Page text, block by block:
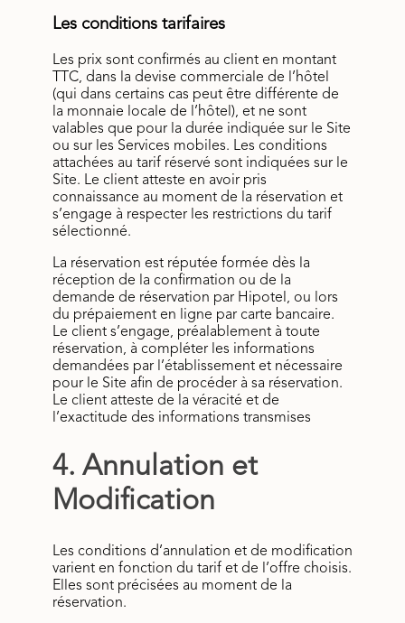
Les conditions tarifaires
Les prix sont confirmés au client en montant
TTC, dans la devise commerciale de l’hôtel
(qui dans certains cas peut être différente de
la monnaie locale de l’hôtel), et ne sont
valables que pour la durée indiquée sur le Site
ou sur les Services mobiles. Les conditions
attachées au tarif réservé sont indiquées sur le
Site. Le client atteste en avoir pris
connaissance au moment de la réservation et
s’engage à respecter les restrictions du tarif
sélectionné.
La réservation est réputée formée dès la
réception de la confirmation ou de la
demande de réservation par Hipotel, ou lors
du prépaiement en ligne par carte bancaire.
Le client s’engage, préalablement à toute
réservation, à compléter les informations
demandées par l’établissement et nécessaire
pour le Site afin de procéder à sa réservation.
Le client atteste de la véracité et de
l’exactitude des informations transmises
4. Annulation et
Modification
Les conditions d’annulation et de modification
varient en fonction du tarif et de l’offre choisis.
Elles sont précisées au moment de la
réservation.